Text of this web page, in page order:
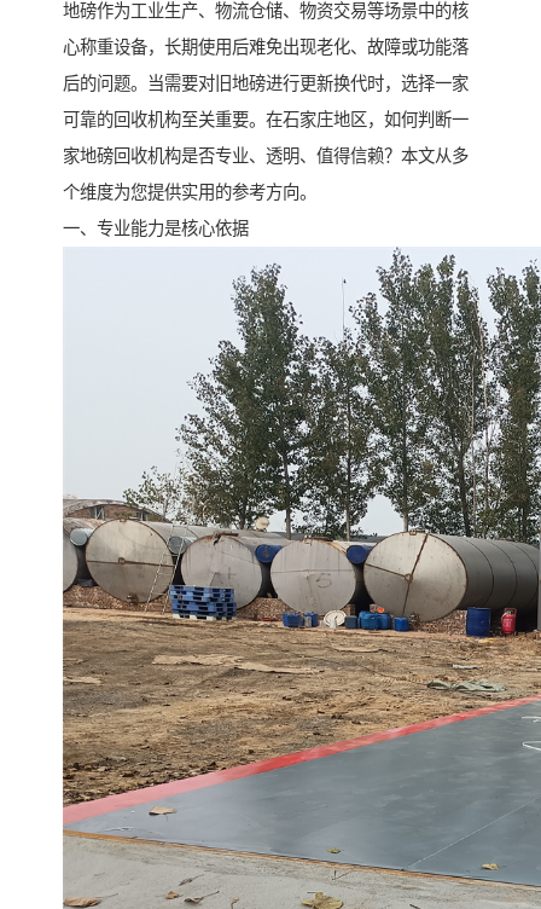
地磅作为工业生产、物流仓储、物资交易等场景中的核
心称重设备，长期使用后难免出现老化、故障或功能落
后的问题。当需要对旧地磅进行更新换代时，选择一家
可靠的回收机构至关重要。在石家庄地区，如何判断一
家地磅回收机构是否专业、透明、值得信赖？本文从多
个维度为您提供实用的参考方向。
一、专业能力是核心依据